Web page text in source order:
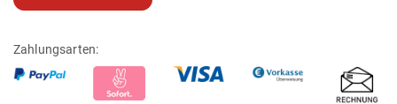
Zahlungsarten: